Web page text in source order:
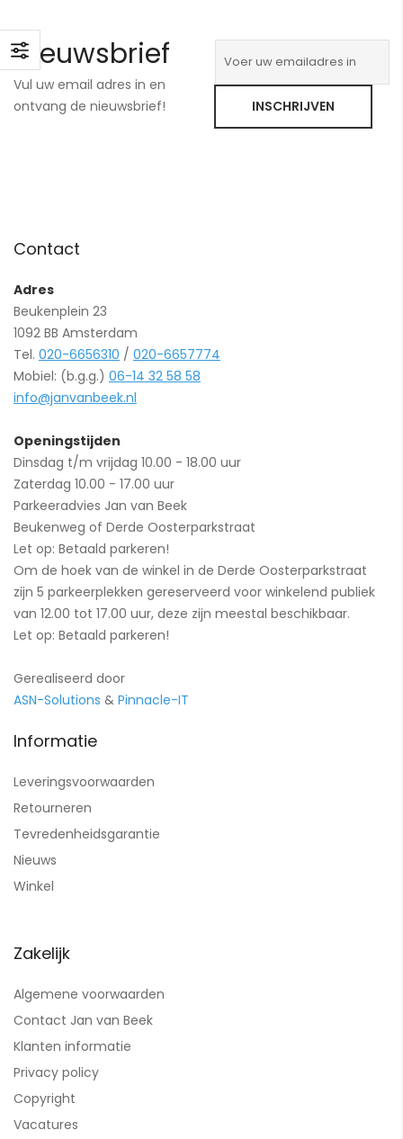
Nieuwsbrief
Vul uw email adres in en
ontvang de nieuwsbrief!
INSCHRIJVEN
Contact
Adres
Beukenplein 23
1092 BB Amsterdam
Tel. 020-6656310 / 020-6657774
Mobiel: (b.g.g.) 06-14 32 58 58
info@janvanbeek.nl
Openingstijden
Dinsdag t/m vrijdag 10.00 - 18.00 uur
Zaterdag 10.00 - 17.00 uur
Parkeeradvies Jan van Beek
Beukenweg of Derde Oosterparkstraat
Let op: Betaald parkeren!
Om de hoek van de winkel in de Derde Oosterparkstraat
zijn 5 parkeerplekken gereserveerd voor winkelend publiek
van 12.00 tot 17.00 uur, deze zijn meestal beschikbaar.
Let op: Betaald parkeren!
Gerealiseerd door
ASN-Solutions & Pinnacle-IT
Informatie
Leveringsvoorwaarden
Retourneren
Tevredenheidsgarantie
Nieuws
Winkel
Zakelijk
Algemene voorwaarden
Contact Jan van Beek
Klanten informatie
Privacy policy
Copyright
Vacatures